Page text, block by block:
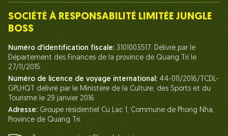
Notre Équipe
Nos Certifications
Partenariats
Contactez-Nous
SOCIÉTÉ À RESPONSABILITÉ LIMITÉE JUNGLE
BOSS
Numéro d'identification fiscale: 3101003517. Délivré par le
Département des Finances de la province de Quang Tri le
27/11/2015.
Numéro de licence de voyage international: 44-011/2016/TCDL-
GPLHQT délivré par le Ministère de la Culture, des Sports et du
Tourisme le 29 janvier 2016
Adresse: Groupe résidentiel Cu Lac 1, Commune de Phong Nha,
Province de Quang Tri.